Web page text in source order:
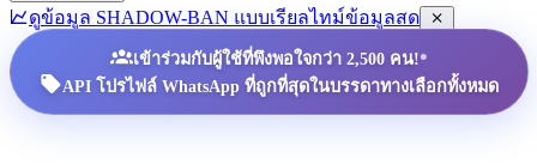
ดูข้อมูล SHADOW-BAN แบบเรียลไทม์ข้อมูลสด
เข้าร่วมกับผู้ใช้ที่พึงพอใจกว่า 2,500 คน!•
API โปรไฟล์ WhatsApp ที่ถูกที่สุดในบรรดาทางเลือกทั้งหมด